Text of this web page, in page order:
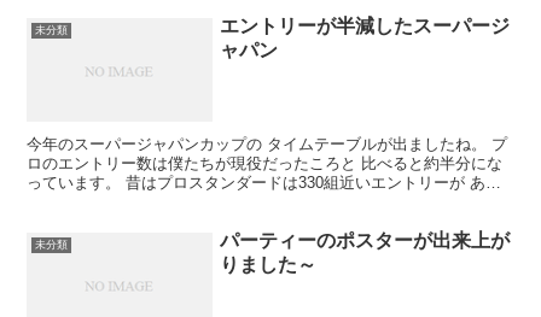
未分類
エントリーが半減したスーパージ
ャパン
今年のスーパージャパンカップの タイムテーブルが出ましたね。 プ
ロのエントリー数は僕たちが現役だったころと 比べると約半分にな
っています。 昔はプロスタンダードは330組近いエントリーが あっ
未分類
パーティーのポスターが出来上が
りました～